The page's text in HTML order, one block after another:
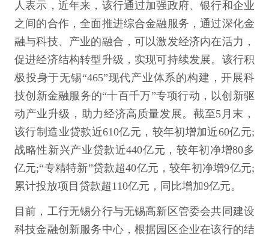
人表示，近年来，该行通过加强政府、银行和企业
之间的合作，全面推进综合金融服务，通过深化金
融与科技、产业的融合，可以激发经济内在活力，
促进经济结构转型升级，实现可持续发展。该行积
极投身于无锡“465”现代产业体系的构建，开展科
技创新金融服务的“十百千万”专项行动，以创新驱
动产业升级，助力经济高质量发展。截至5月末，
该行制造业贷款近610亿元，较年初增加近60亿元;
战略性新兴产业贷款近440亿元，较年初净增80多
亿元;“专精特新”贷款超40亿元，较年初净增9亿元;
累计投放项目贷款超110亿元，同比增加9亿元。
目前，工行无锡分行与无锡高新区管委会共同建设
科技金融创新服务中心，根据园区企业在该行的结